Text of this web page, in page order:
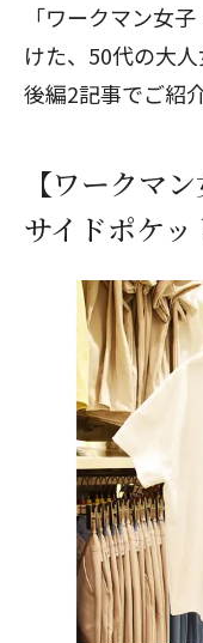
「ワークマン女
けた、50代の大
後編2記事でご紹
【ワークマ
サイドポケ